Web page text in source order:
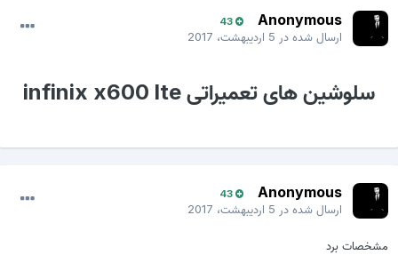
Anonymous
43
ارسال شده در5 اردیبهشت، 2017
سلوشین های تعمیراتی infinix x600 lte
Anonymous
43
ارسال شده در5 اردیبهشت، 2017
مشخصات برد